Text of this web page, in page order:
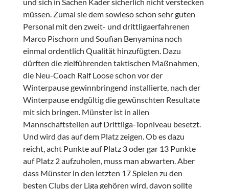
und sich in Sachen Kader sicherlich nicht verstecken
müssen. Zumal sie dem sowieso schon sehr guten
Personal mit den zweit- und drittligaerfahrenen
Marco Pischorn und Soufian Benyamina noch
einmal ordentlich Qualität hinzufügten. Dazu
dürften die zielführenden taktischen Maßnahmen,
die Neu-Coach Ralf Loose schon vor der
Winterpause gewinnbringend installierte, nach der
Winterpause endgültig die gewünschten Resultate
mit sich bringen. Münster ist in allen
Mannschaftsteilen auf Drittliga-Topniveau besetzt.
Und wird das auf dem Platz zeigen. Ob es dazu
reicht, acht Punkte auf Platz 3 oder gar 13 Punkte
auf Platz 2 aufzuholen, muss man abwarten. Aber
dass Münster in den letzten 17 Spielen zu den
besten Clubs der Liga gehören wird, davon sollte